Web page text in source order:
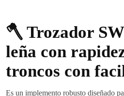
🪓 Trozador
leña con
troncos con
Es un implemento robusto diseñado